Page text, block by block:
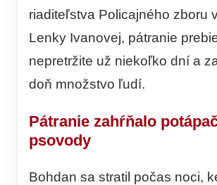
riaditeľstva Policajného zboru
Lenky Ivanovej, pátranie
nepretržite už niekoľko dní a
doň množstvo ľudí.
Pátranie zahŕňalo
psovody
Bohdan sa stratil počas noci,